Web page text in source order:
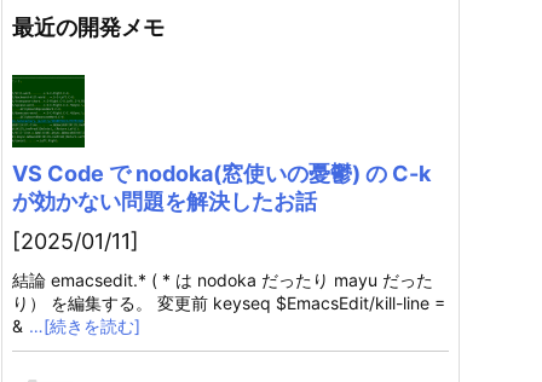
最近の開発メモ
VS Code で nodoka(窓使いの憂鬱) の C-k
が効かない問題を解決したお話
[2025/01/11]
結論 emacsedit.* ( * は nodoka だったり mayu だった
り） を編集する。 変更前 keyseq $EmacsEdit/kill-line =
& …[続きを読む]